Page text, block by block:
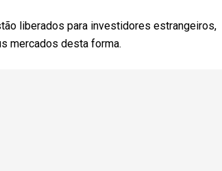
liberados para investidores estrangeiros,
mercados desta forma.